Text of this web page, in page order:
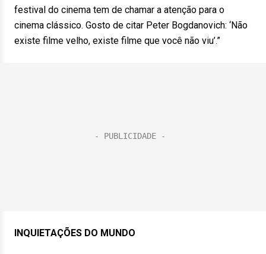
festival do cinema tem de chamar a atenção para o
cinema clássico. Gosto de citar Peter Bogdanovich: ‘Não
existe filme velho, existe filme que você não viu’.”
INQUIETAÇÕES DO MUNDO